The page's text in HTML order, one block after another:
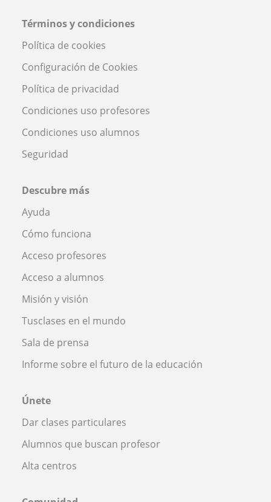
Términos y condiciones
Política de cookies
Configuración de Cookies
Política de privacidad
Condiciones uso profesores
Condiciones uso alumnos
Seguridad
Descubre más
Ayuda
Cómo funciona
Acceso profesores
Acceso a alumnos
Misión y visión
Tusclases en el mundo
Sala de prensa
Informe sobre el futuro de la educación
Únete
Dar clases particulares
Alumnos que buscan profesor
Alta centros